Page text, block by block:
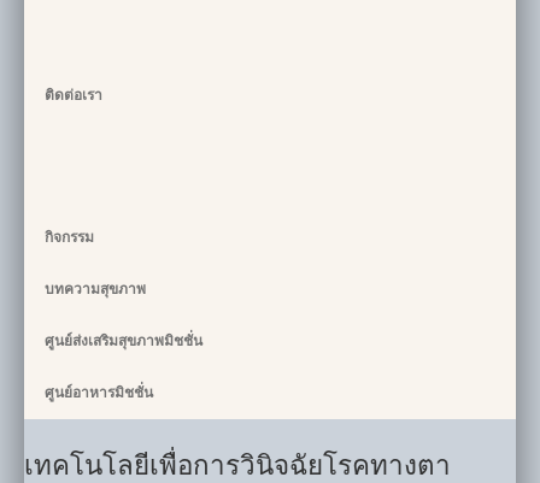
ติดต่อเรา
กิจกรรม
บทความสุขภาพ
ศูนย์ส่งเสริมสุขภาพมิชชั่น
ศูนย์อาหารมิชชั่น
เทคโนโลยีเพื่อการวินิจฉัยโรคทางตา